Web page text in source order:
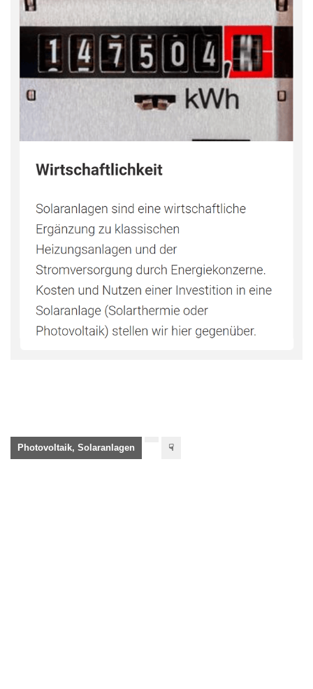
Photovoltaik, Solaranlagen ☟